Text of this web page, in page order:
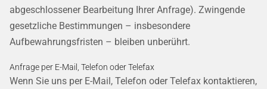
abgeschlossener Bearbeitung Ihrer Anfrage). Zwingende
gesetzliche Bestimmungen – insbesondere
Aufbewahrungsfristen – bleiben unberührt.
Anfrage per E-Mail, Telefon oder Telefax
Wenn Sie uns per E-Mail, Telefon oder Telefax kontaktieren,